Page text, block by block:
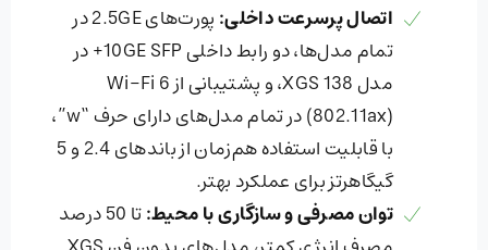
اتصال پرسرعت داخلی:
پورت‌های 2.5GE در
تمام مدل‌ها، دو رابط داخلی 10GE SFP+ در
مدل XGS 138، و پشتیبانی از Wi-Fi 6
(802.11ax) در تمام مدل‌های دارای حرف “w”،
با قابلیت استفاده هم‌زمان از باندهای 2.4 و 5
گیگاهرتز برای عملکرد بهتر.
توان مصرفی و سازگاری با محیط:
تا 50 درصد